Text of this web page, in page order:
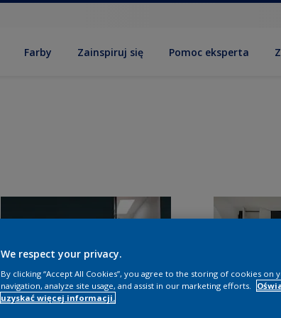
Farby Zainspiruj się Pomoc eksperta
We respect your privacy.
By clicking “Accept All Cookies”, you agree to the storing of cookies on
navigation, analyze site usage, and assist in our marketing efforts.
uzyskać więcej informacji.